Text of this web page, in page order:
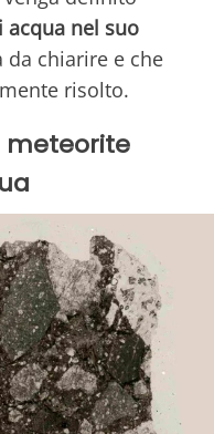
acqua nel suo
da chiarire e che
risolto.
meteorite